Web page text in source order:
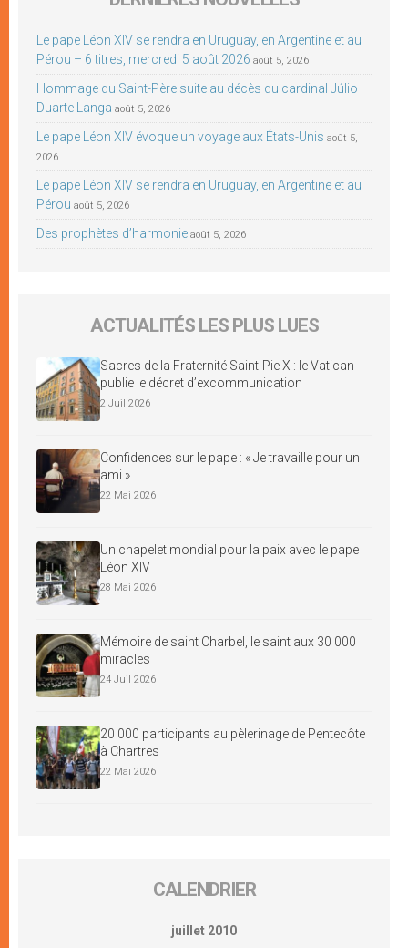
Le pape Léon XIV se rendra en Uruguay, en Argentine et au
Pérou – 6 titres, mercredi 5 août 2026 août 5, 2026
Hommage du Saint-Père suite au décès du cardinal Júlio
Duarte Langa août 5, 2026
Le pape Léon XIV évoque un voyage aux États-Unis août 5,
2026
Le pape Léon XIV se rendra en Uruguay, en Argentine et au
Pérou août 5, 2026
Des prophètes d’harmonie août 5, 2026
ACTUALITÉS LES PLUS LUES
Sacres de la Fraternité Saint-Pie X : le Vatican
publie le décret d’excommunication
2 Juil 2026
Confidences sur le pape : « Je travaille pour un
ami »
22 Mai 2026
Un chapelet mondial pour la paix avec le pape
Léon XIV
28 Mai 2026
Mémoire de saint Charbel, le saint aux 30 000
miracles
24 Juil 2026
20 000 participants au pèlerinage de Pentecôte
à Chartres
22 Mai 2026
CALENDRIER
juillet 2010